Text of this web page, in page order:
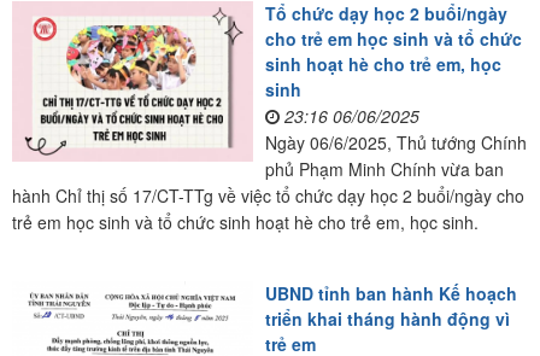
Tổ chức dạy học 2 buổi/ngày
cho trẻ em học sinh và tổ chức
sinh hoạt hè cho trẻ em, học
sinh
23:16 06/06/2025
Ngày 06/6/2025, Thủ tướng Chính
phủ Phạm Minh Chính vừa ban
hành Chỉ thị số 17/CT-TTg về việc tổ chức dạy học 2 buổi/ngày cho
trẻ em học sinh và tổ chức sinh hoạt hè cho trẻ em, học sinh.
UBND tỉnh ban hành Kế hoạch
triển khai tháng hành động vì
trẻ em